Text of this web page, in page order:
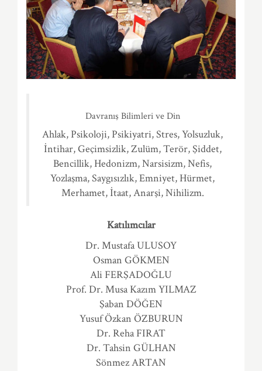
Davranış Bilimleri ve Din
Ahlak, Psikoloji, Psikiyatri, Stres, Yolsuzluk,
İntihar, Geçimsizlik, Zulüm, Terör, Şiddet,
Bencillik, Hedonizm, Narsisizm, Nefis,
Yozlaşma, Saygısızlık, Emniyet, Hürmet,
Merhamet, İtaat, Anarşi, Nihilizm.
Katılımcılar
Dr. Mustafa ULUSOY
Osman GÖKMEN
Ali FERŞADOĞLU
Prof. Dr. Musa Kazım YILMAZ
Şaban DÖĞEN
Yusuf Özkan ÖZBURUN
Dr. Reha FIRAT
Dr. Tahsin GÜLHAN
Sönmez ARTAN